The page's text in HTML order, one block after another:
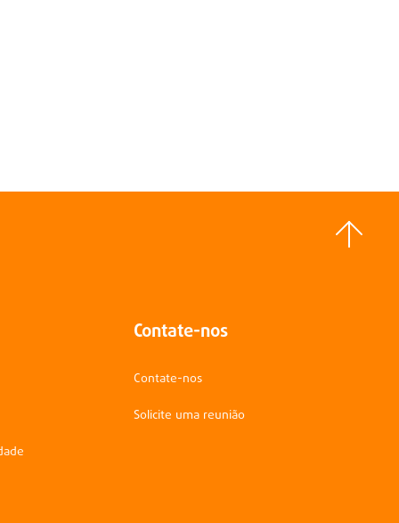
Contate-nos
Contate-nos
Solicite uma reunião